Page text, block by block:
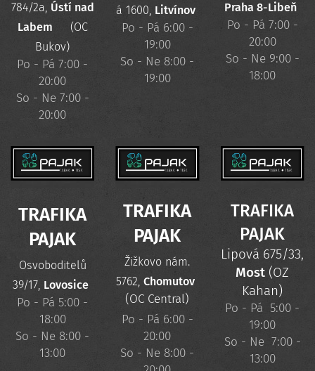
784/2a, Ústí nad
Labem (OC
Bukov)
Po - Pá 7:00 -
20:00
So - Ne 7:00 -
20:00
á 1600, Litvínov
Po - Pá 6:00 -
19:00
So - Ne 8:00 -
19:00
Praha 8-Libeň
Po - Pá 7:00 -
20:00
So - Ne 9:00 -
18:00
TRAFIKA
PAJAK
Osvoboditelů
39/17, Lovosice
Po - Pá 5:00 -
18:00
So - Ne 8:00 -
13:00
TRAFIKA
PAJAK
Žižkovo nám.
5762,Chomutov
(OC Central)
Po - Pá 6:00 -
20:00
So - Ne 8:00 -
TRAFIKA
PAJAK
Lipová 675/33,
Most (OZ
Kahan)
Po - Pá 5:00 -
19:00
So - Ne 7:00 -
13:00